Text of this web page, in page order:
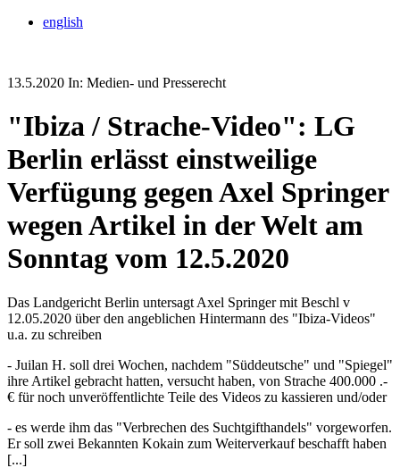
english
13.5.2020 In: Medien- und Presserecht
"Ibiza / Strache-Video": LG
Berlin erlässt einstweilige
Verfügung gegen Axel Springer
wegen Artikel in der Welt am
Sonntag vom 12.5.2020
Das Landgericht Berlin untersagt Axel Springer mit Beschl v
12.05.2020 über den angeblichen Hintermann des "Ibiza-Videos"
u.a. zu schreiben
- Juilan H. soll drei Wochen, nachdem "Süddeutsche" und "Spiegel"
ihre Artikel gebracht hatten, versucht haben, von Strache 400.000 .-
€ für noch unveröffentlichte Teile des Videos zu kassieren und/oder
- es werde ihm das "Verbrechen des Suchtgifthandels" vorgeworfen.
Er soll zwei Bekannten Kokain zum Weiterverkauf beschafft haben
[...]